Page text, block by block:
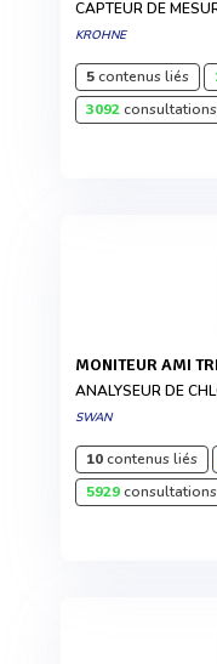
CAPTEUR DE
KROHNE
5contenus liés
3092
MONITEUR AMI
ANALYSEUR DE
SWAN
10contenus liés
5929